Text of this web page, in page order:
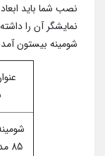
نصب شما باید
نمایشگر آن را
شومینه بیستون